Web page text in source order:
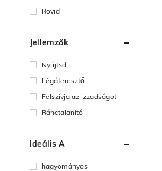
Rövid
Jellemzők
Nyújtsd
Légáteresztő
Felszívja az izzadságot
Ránctalanító
Ideális A
hagyományos